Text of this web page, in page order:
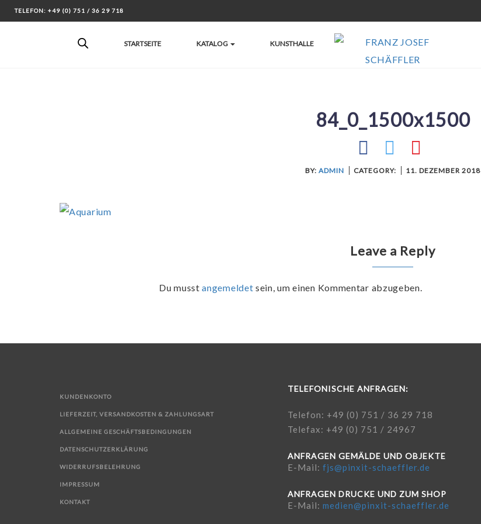
Skip
to
TELEFON: +49 (0) 751 / 36 29 718
STARTSEITE KATALOG KUNSTHALLE
84_0_1500x1500
BY: ADMIN CATEGORY: 11. DEZEMBER 2018
Leave a Reply
Du musstangemeldet sein, um einen Kommentar abzugeben.
KUNDENKONTO
LIEFERZEIT, VERSANDKOSTEN & ZAHLUNGSART
ALLGEMEINE GESCHÄFTSBEDINGUNGEN
DATENSCHUTZERKLÄRUNG
WIDERRUFSBELEHRUNG
IMPRESSUM
KONTAKT
TELEFONISCHE ANFRAGEN:
Telefon: +49 (0) 751 / 36 29 718
Telefax: +49 (0) 751 / 24967
ANFRAGEN GEMÄLDE UND OBJEKTE
E-Mail: fjs@pinxit-schaeffler.de
ANFRAGEN DRUCKE UND ZUM SHOP
E-Mail: medien@pinxit-schaeffler.de